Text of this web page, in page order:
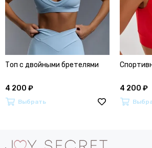
Топ с двойными бретелями
4 200 ₽
Выбрать
4 200 ₽